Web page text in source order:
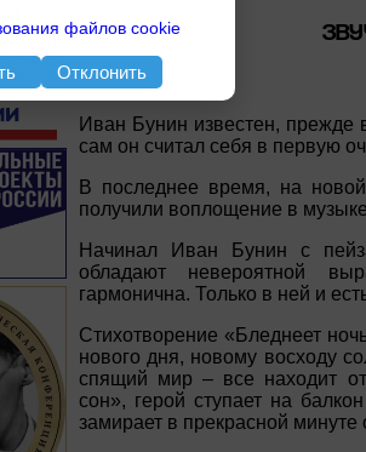
Иван Бунин известен, прежде
сам он считал себя в первую
В последнее время, на
получили воплощение в
Начинал Иван Бунин с
обладают невероятной
гармонична. Только в ней и
Стихотворение «Бледнеет
нового дня, новому восходу
спящий мир – все находит
сон», герой ступает на
замирает в прекрасной
файлов cookie
Отклонить